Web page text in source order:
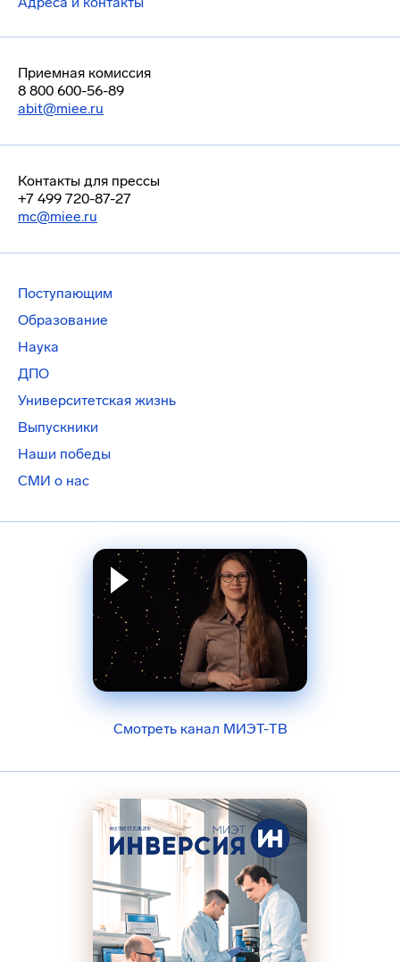
Приемная комиссия
8 800 600-56-89
abit@miee.ru
Контакты для прессы
+7 499 720-87-27
mc@miee.ru
Поступающим
Образование
Наука
ДПО
Университетская жизнь
Выпускники
Наши победы
СМИ о нас
Смотреть канал МИЭТ-ТВ